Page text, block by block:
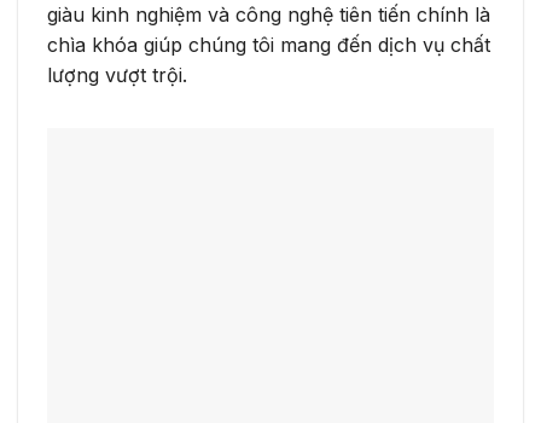
giàu kinh nghiệm và công nghệ tiên tiến chính là
chìa khóa giúp chúng tôi mang đến dịch vụ chất
lượng vượt trội.